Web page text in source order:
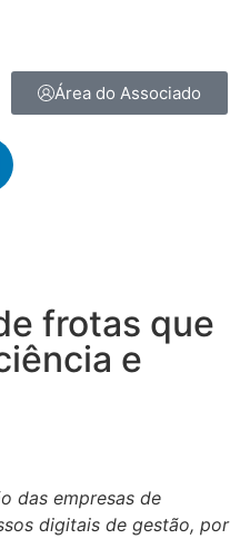
Área do Associado
frotas que
e
das empresas de
digitais de gestão, por